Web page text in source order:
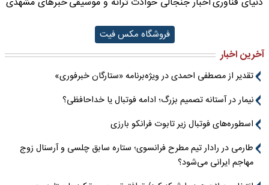
فروشگاه مکس فیت
آخرین اخبار
تقدیر از مصطفی احمدی در ویژه‌برنامه «ستارگان خبرفوری»
نیمار در آستانه تصمیم بزرگ؛ ادامه فوتبال یا خداحافظی؟
اسطوره‌های فوتبال زیر تابوت فرانکو بارزی
طارمی در رادار تیم مطرح فرانسوی؛ ستاره سابق چلسی و آرسنال زوج
مهاجم ایرانی می‌شود؟